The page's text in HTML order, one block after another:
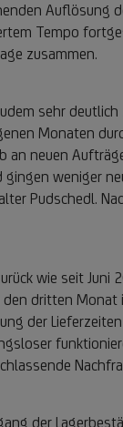
Auflösung
Tempo
zusammen.
sehr deutlich
Monaten
neuen
weniger
Pudschedl.
wie seit Juni
dritten
der
der